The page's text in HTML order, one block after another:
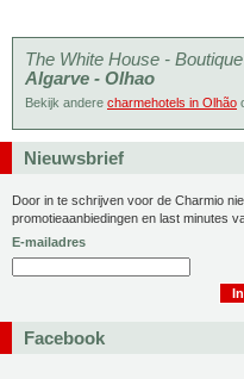
The White House -
Algarve - Olhao
Bekijk andere charmehotels in Olhão
Nieuwsbrief
Door in te schrijven voor de Charmio
promotieaanbiedingen en last minutes
E-mailadres
Facebook